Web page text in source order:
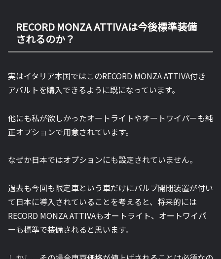
RECORD MONZA ATTIVAは今後標準装備
されるのか？
実はイタリア本国ではこのRECORD MONZA ATTIVA付き
アバルトを購入できるように既になっています。
他にも私が欲しかったオートライトやオートワイパーも純
正オプションで用意されています。
なぜか日本ではオプションにも設定されていません。
過去も今回も限定車という車だけにバルブ開閉装置が付い
て日本に導入されていることを考えると、将来的には
RECORD MONZA ATTIVAもオートライト、オートワイパ
ーも標準で装備されると思います。